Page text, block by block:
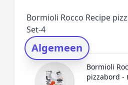
Rating topper
Onderzoeksmethode
Alternatieven
Prijsniveaus
Bormioli Rocco Recipe
Set-4
Algemeen
Bormioli
pizzabord -